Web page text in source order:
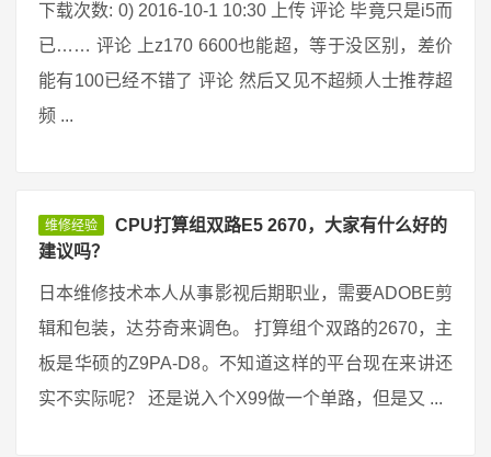
下载次数: 0) 2016-10-1 10:30 上传 评论 毕竟只是i5而
已…… 评论 上z170 6600也能超，等于没区别，差价
能有100已经不错了 评论 然后又见不超频人士推荐超
频 ...
维修经验
CPU打算组双路E5 2670，大家有什么好的
建议吗？
日本维修技术本人从事影视后期职业，需要ADOBE剪
辑和包装，达芬奇来调色。 打算组个双路的2670，主
板是华硕的Z9PA-D8。不知道这样的平台现在来讲还
实不实际呢？ 还是说入个X99做一个单路，但是又 ...